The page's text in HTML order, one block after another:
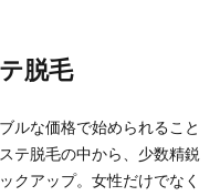
脱毛
ルな価格で始められること
テ脱毛の中から、少数精鋭
クアップ。女性だけでなく